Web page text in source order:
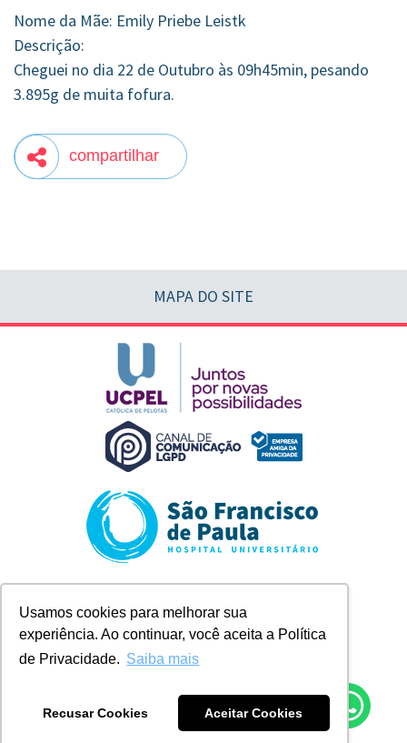
Usamos cookies para melhorar sua
experiência. Ao continuar, você aceita a Política
de Privacidade. Saiba mais
Recusar Cookies Aceitar Cookies
Nome da Mãe: Emily Priebe Leistk
Descrição:
Cheguei no dia 22 de Outubro às 09h45min, pesando
3.895g de muita fofura.
compartilhar
MAPA DO SITE
Pelotas/RS
+ 55 (53) 2128-8300
contato@husfp.ucpel.edu.br